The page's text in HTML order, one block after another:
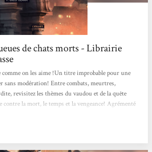
de chats morts - Librairie
comme on les aime !Un titre improbable pour une
sans modération! Entre combats, meurtres,
revisitez les thèmes du vaudou et de la quête
contre la mort, le temps et la vengeance! Agrémenté